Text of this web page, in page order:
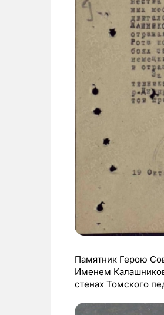
Памятник Герою
Именем
стенах Томского